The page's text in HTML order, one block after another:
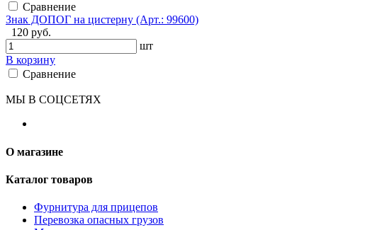
Сравнение
Знак ДОПОГ на цистерну (Арт.: 99600)
120 руб.
шт
В корзину
Сравнение
МЫ В СОЦСЕТЯХ
О магазине
Каталог товаров
Фурнитура для прицепов
Перевозка опасных грузов